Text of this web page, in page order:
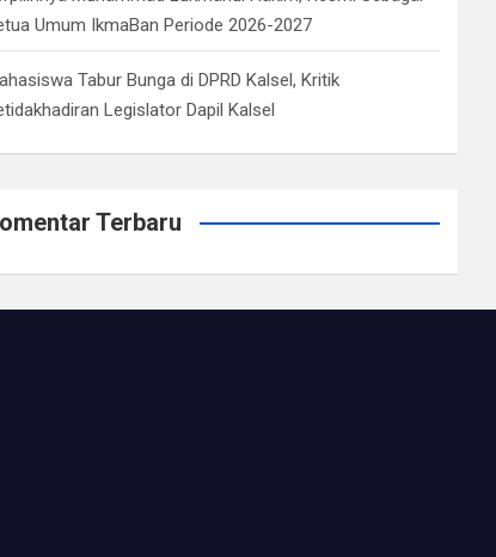
Umum IkmaBan Periode 2026-2027
Tabur Bunga di DPRD Kalsel, Kritik
Legislator Dapil Kalsel
Terbaru